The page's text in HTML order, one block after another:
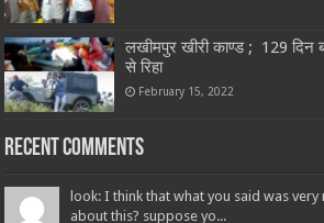
लखीमपुर खीरी काण्ड ; 129 दिन
से रिहा
February 15, 2022
Recent Comments
look: I think that what you said was
about this? suppose yo...